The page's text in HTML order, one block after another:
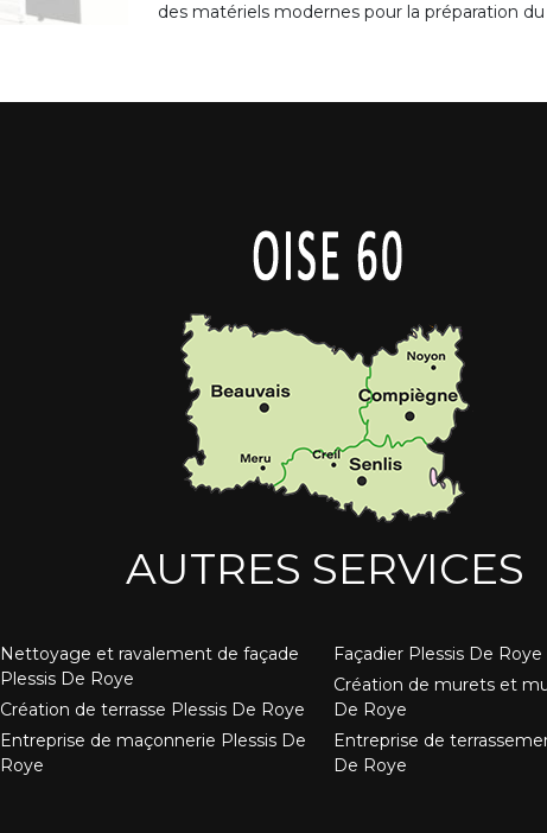
des matériels modernes pour la préparation
AUTRES SERVICES
Nettoyage et ravalement de façade
Plessis De Roye
Création de terrasse Plessis De Roye
Entreprise de maçonnerie Plessis De
Roye
Façadier Plessis De Roye
Création de murets et
De Roye
Entreprise de
De Roye